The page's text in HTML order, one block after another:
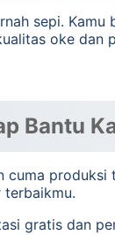
sepi.
oke dan
Bantu
cuma
terbaikmu.
gratis dan